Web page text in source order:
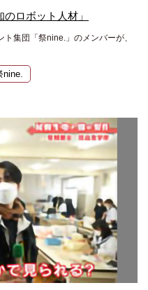
ロボット人材」
集団「祭nine.」のメンバーが、
nine.